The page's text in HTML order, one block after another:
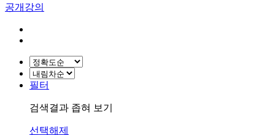
공개강의
필터
검색결과 좁혀 보기
선택해제